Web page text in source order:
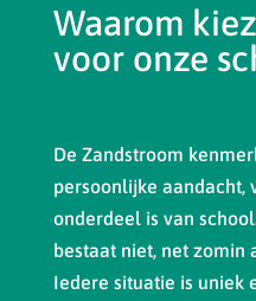
Waarom
voor onze
De Zandstroom
persoonlijke aandacht,
onderdeel is van
bestaat niet, net zomin
Iedere situatie is uniek